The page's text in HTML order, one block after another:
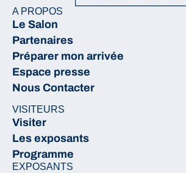
A PROPOS
Le Salon
Partenaires
Préparer mon arrivée
Espace presse
Nous Contacter
VISITEURS
Visiter
Les exposants
Programme
EXPOSANTS